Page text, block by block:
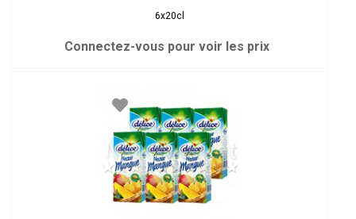
6x20cl
Connectez-vous pour voir les prix